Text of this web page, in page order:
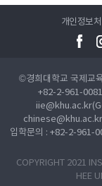
개인정보
©경희대학교 국제교
+82-2-961-
입학문의 : +82-2-
COPYRIGHT 2021
HEE